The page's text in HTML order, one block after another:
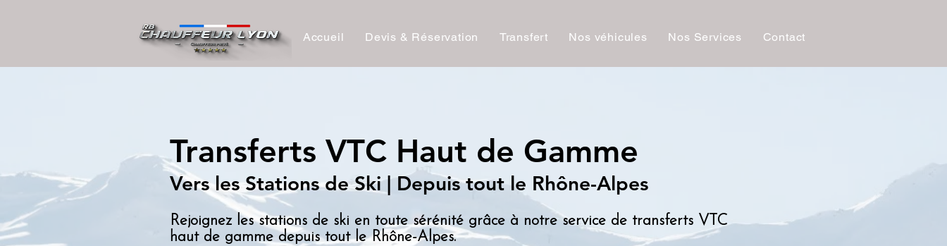
Accueil Devis & Réservation Transfert Nos véhicules Nos Services Contact
Transferts VTC Haut de Gamme
Vers les Stations de Ski | Depuis tout le Rhône-Alpes
Rejoignez les stations de ski en toute sérénité grâce à notre service de transferts VTC
haut de gamme depuis tout le Rhône-Alpes.